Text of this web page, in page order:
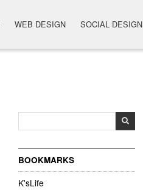
WEB DESIGN SOCIAL DESIGN
BOOKMARKS
K'sLife